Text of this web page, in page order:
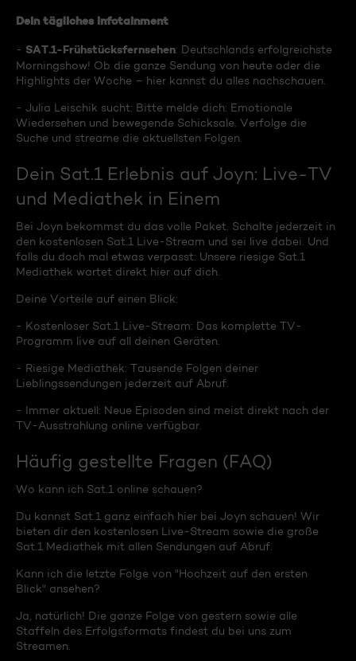
Dein tägliches Infotainment
- SAT.1-Frühstücksfernsehen: Deutschlands erfolgreichste
Morningshow! Ob die ganze Sendung von heute oder die
Highlights der Woche – hier kannst du alles nachschauen.
- Julia Leischik sucht: Bitte melde dich: Emotionale
Wiedersehen und bewegende Schicksale. Verfolge die
Suche und streame die aktuellsten Folgen.
Dein Sat.1 Erlebnis auf Joyn: Live-TV
und Mediathek in Einem
Bei Joyn bekommst du das volle Paket. Schalte jederzeit in
den kostenlosen Sat.1 Live-Stream und sei live dabei. Und
falls du doch mal etwas verpasst: Unsere riesige Sat.1
Mediathek wartet direkt hier auf dich.
Deine Vorteile auf einen Blick:
- Kostenloser Sat.1 Live-Stream: Das komplette TV-
Programm live auf all deinen Geräten.
- Riesige Mediathek: Tausende Folgen deiner
Lieblingssendungen jederzeit auf Abruf.
- Immer aktuell: Neue Episoden sind meist direkt nach der
TV-Ausstrahlung online verfügbar.
Häufig gestellte Fragen (FAQ)
Wo kann ich Sat.1 online schauen?
Du kannst Sat.1 ganz einfach hier bei Joyn schauen! Wir
bieten dir den kostenlosen Live-Stream sowie die große
Sat.1 Mediathek mit allen Sendungen auf Abruf.
Kann ich die letzte Folge von "Hochzeit auf den ersten
Blick" ansehen?
Ja, natürlich! Die ganze Folge von gestern sowie alle
Staffeln des Erfolgsformats findest du bei uns zum
Streamen.